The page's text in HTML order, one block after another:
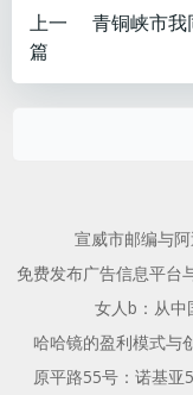
文
章
上一
篇
宣威市邮编与
免费发布广告信息平台
女人b：从中
哈哈镜的盈利模式与
原平路55号：诺基亚